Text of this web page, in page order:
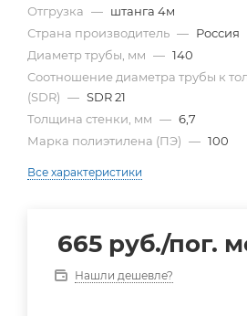
Отгрузка — штанга 4м
Страна производитель — Россия
Диаметр трубы, мм — 140
Cоотношение диаметра трубы к
(SDR) — SDR 21
Толщина стенки, мм — 6,7
Марка полиэтилена (ПЭ) — 100
Все характеристики
665 руб./пог.
Нашли дешевле?